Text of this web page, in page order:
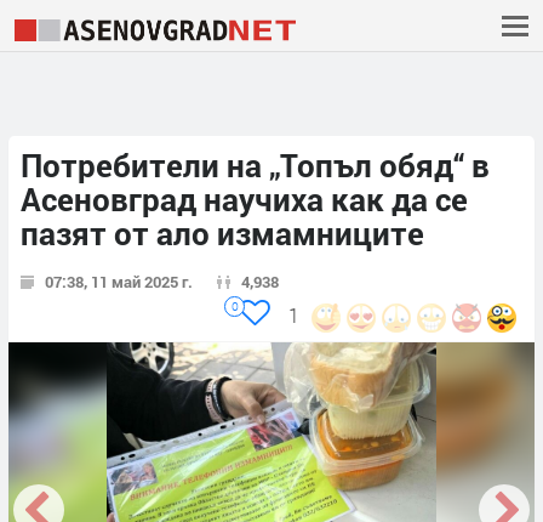
Потребители на „Топъл обяд“ в
Асеновград научиха как да се
пазят от ало измамниците
07:38, 11 май 2025 г. 4,938
1
0